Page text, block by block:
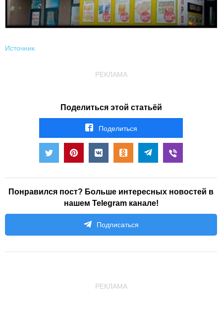
Источник
РЕКЛАМА
Поделиться этой статьёй
Поделиться
Понравился пост? Больше интересных новостей в
нашем Telegram канале!
Подписаться
РЕКЛАМА